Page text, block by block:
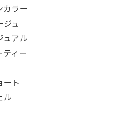
カラー
ジュ
ュアル
ティー
ート
ル